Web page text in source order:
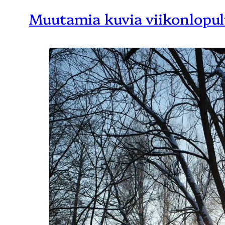
Muutamia kuvia